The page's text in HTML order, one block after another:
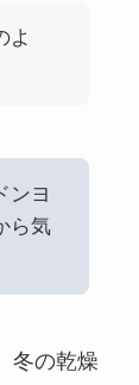
よ
ンヨ
ら気
冬の乾燥